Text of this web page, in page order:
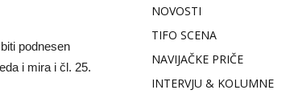
podnesen
i mira i čl. 25.
NOVOSTI
TIFO SCENA
NAVIJAČKE PRIČE
INTERVJU & KOLUMNE